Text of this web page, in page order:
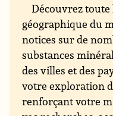
Découvrez
géographique du
notices sur de
substances
des villes et des
votre exploration
renforçant votre